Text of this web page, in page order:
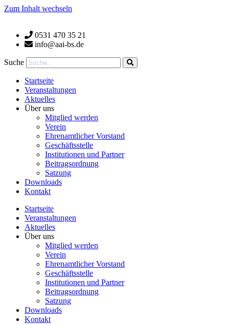
Zum Inhalt wechseln
0531 470 35 21
info@aai-bs.de
Suche
Startseite
Veranstaltungen
Aktuelles
Über uns
Mitglied werden
Verein
Ehrenamtlicher Vorstand
Geschäftsstelle
Institutionen und Partner
Beitragsordnung
Satzung
Downloads
Kontakt
Startseite
Veranstaltungen
Aktuelles
Über uns
Mitglied werden
Verein
Ehrenamtlicher Vorstand
Geschäftsstelle
Institutionen und Partner
Beitragsordnung
Satzung
Downloads
Kontakt